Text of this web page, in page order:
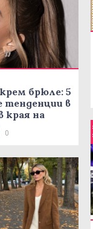
брюле: 5
тенденции в
края на
0